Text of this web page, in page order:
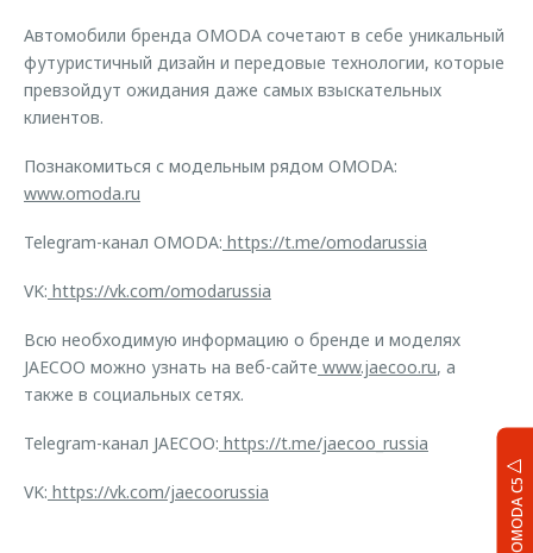
OMODA C5
Автомобили бренда OMODA сочетают в себе уникальный
футуристичный дизайн и передовые технологии, которые
превзойдут ожидания даже самых взыскательных
клиентов.
Познакомиться с модельным рядом OMODA:
www.omoda.ru
Telegram-канал OMODA: https://t.me/omodarussia
VK: https://vk.com/omodarussia
Всю необходимую информацию о бренде и моделях
JAECOO можно узнать на веб-сайте www.jaecoo.ru, а
также в социальных сетях.
Telegram-канал JAECOO: https://t.me/jaecoo_russia
VK: https://vk.com/jaecoorussia